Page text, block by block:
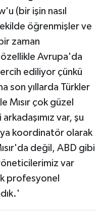
(bir işin nasıl
öğrenmişler ve
zaman
Avrupa'da
ediliyor çünkü
son yıllarda Türkler
Mısır çok güzel
var, şu
koordinatör olarak
değil, ABD gibi
var
profesyonel